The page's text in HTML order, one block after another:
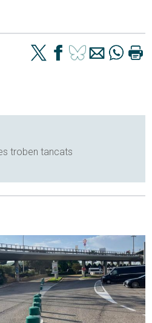
troben tancats